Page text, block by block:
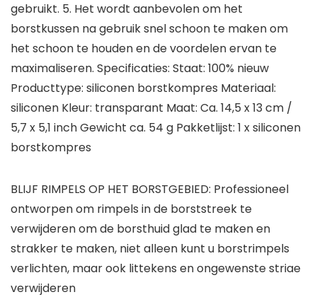
gebruikt. 5. Het wordt aanbevolen om het
borstkussen na gebruik snel schoon te maken om
het schoon te houden en de voordelen ervan te
maximaliseren. Specificaties: Staat: 100% nieuw
Producttype: siliconen borstkompres Materiaal:
siliconen Kleur: transparant Maat: Ca. 14,5 x 13 cm /
5,7 x 5,1 inch Gewicht ca. 54 g Pakketlijst: 1 x siliconen
borstkompres
BLIJF RIMPELS OP HET BORSTGEBIED: Professioneel
ontworpen om rimpels in de borststreek te
verwijderen om de borsthuid glad te maken en
strakker te maken, niet alleen kunt u borstrimpels
verlichten, maar ook littekens en ongewenste striae
verwijderen